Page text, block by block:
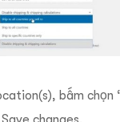
bấm chọn